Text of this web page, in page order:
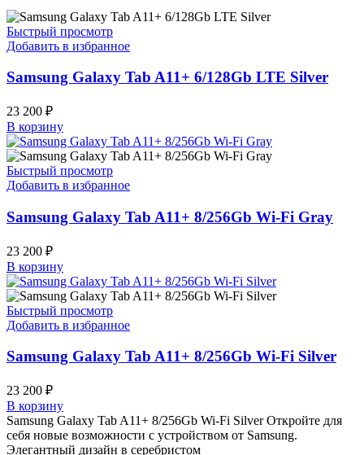
Быстрый просмотр
Добавить в избранное
Samsung Galaxy Tab A11+ 6/128Gb LTE Silver
23 200 ₽
В корзину
Быстрый просмотр
Добавить в избранное
Samsung Galaxy Tab A11+ 8/256Gb Wi-Fi Gray
23 200 ₽
В корзину
Быстрый просмотр
Добавить в избранное
Samsung Galaxy Tab A11+ 8/256Gb Wi-Fi Silver
23 200 ₽
В корзину
Samsung Galaxy Tab A11+ 8/256Gb Wi-Fi Silver Откройте для
себя новые возможности с устройством от Samsung.
Элегантный дизайн в серебристом